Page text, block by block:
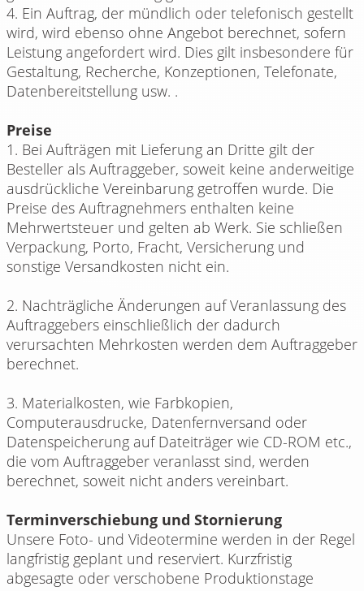
4. Ein Auftrag, der mündlich oder telefonisch gestellt
wird, wird ebenso ohne Angebot berechnet, sofern
Leistung angefordert wird. Dies gilt insbesondere für
Gestaltung, Recherche, Konzeptionen, Telefonate,
Datenbereitstellung usw. .
Preise
1. Bei Aufträgen mit Lieferung an Dritte gilt der
Besteller als Auftraggeber, soweit keine anderweitige
ausdrückliche Vereinbarung getroffen wurde. Die
Preise des Auftragnehmers enthalten keine
Mehrwertsteuer und gelten ab Werk. Sie schließen
Verpackung, Porto, Fracht, Versicherung und
sonstige Versandkosten nicht ein.
2. Nachträgliche Änderungen auf Veranlassung des
Auftraggebers einschließlich der dadurch
verursachten Mehrkosten werden dem Auftraggeber
berechnet.
3. Materialkosten, wie Farbkopien,
Computerausdrucke, Datenfernversand oder
Datenspeicherung auf Dateiträger wie CD-ROM etc.,
die vom Auftraggeber veranlasst sind, werden
berechnet, soweit nicht anders vereinbart.
Terminverschiebung und Stornierung
Unsere Foto- und Videotermine werden in der Regel
langfristig geplant und reserviert. Kurzfristig
abgesagte oder verschobene Produktionstage